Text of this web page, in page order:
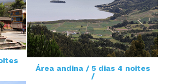
Área andina / 5 dias 4 noites
/